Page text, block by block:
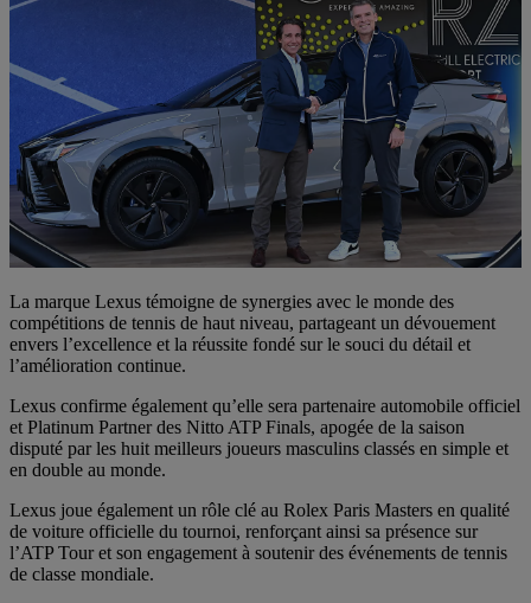
La marque Lexus témoigne de synergies avec le monde des
compétitions de tennis de haut niveau, partageant un dévouement
envers l’excellence et la réussite fondé sur le souci du détail et
l’amélioration continue.
Lexus confirme également qu’elle sera partenaire automobile officiel
et Platinum Partner des Nitto ATP Finals, apogée de la saison
disputé par les huit meilleurs joueurs masculins classés en simple et
en double au monde.
Lexus joue également un rôle clé au Rolex Paris Masters en qualité
de voiture officielle du tournoi, renforçant ainsi sa présence sur
l’ATP Tour et son engagement à soutenir des événements de tennis
de classe mondiale.